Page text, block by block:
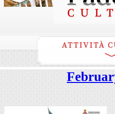
ATTIVITÀ